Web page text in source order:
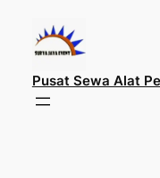
konten
Pusat Sewa Alat